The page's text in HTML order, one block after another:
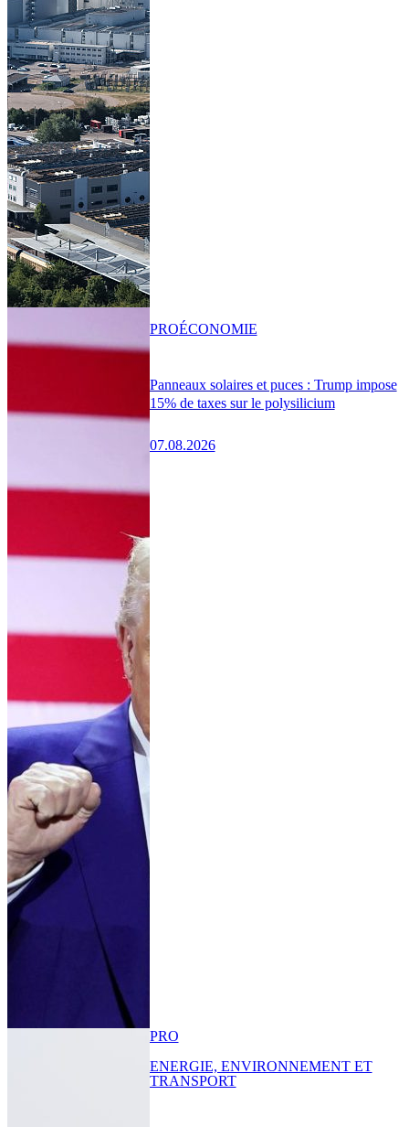
Panneaux solaires et puces : Trump impose
15% de taxes sur le polysilicium
07.08.2026
PROÉCONOMIE
PRO
ENERGIE, ENVIRONNEMENT ET
TRANSPORT